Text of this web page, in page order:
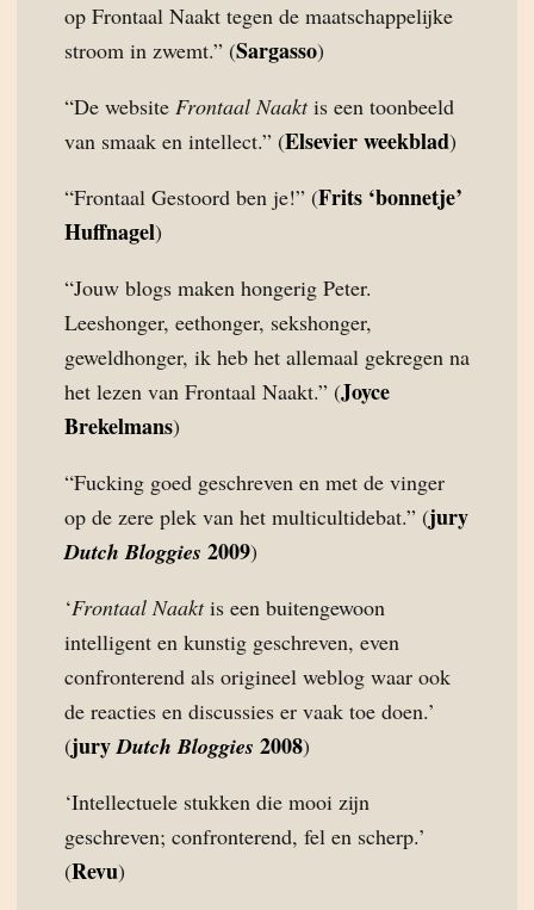
op Frontaal Naakt tegen de maatschappelijke
stroom in zwemt.” (Sargasso)
“De website Frontaal Naaktis een toonbeeld
van smaak en intellect.” (Elsevier weekblad)
“Frontaal Gestoord ben je!” (Frits ‘bonnetje’
Huffnagel)
“Jouw blogs maken hongerig Peter.
Leeshonger, eethonger, sekshonger,
geweldhonger, ik heb het allemaal gekregen na
het lezen van Frontaal Naakt.” (Joyce
Brekelmans)
“Fucking goed geschreven en met de vinger
op de zere plek van het multicultidebat.” (jury
Dutch Bloggies 2009)
‘Frontaal Naaktis een buitengewoon
intelligent en kunstig geschreven, even
confronterend als origineel weblog waar ook
de reacties en discussies er vaak toe doen.’
(juryDutch Bloggies 2008)
‘Intellectuele stukken die mooi zijn
geschreven; confronterend, fel en scherp.’
(Revu)